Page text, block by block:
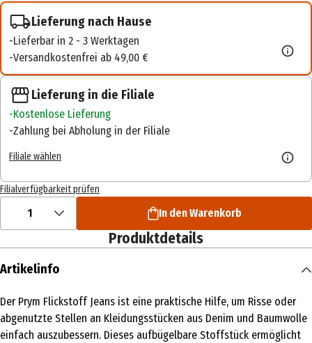
Lieferung nach Hause
Lieferbar in 2 - 3 Werktagen
Versandkostenfrei ab 49,00 €
Lieferung in die Filiale
Kostenlose Lieferung
Zahlung bei Abholung in der Filiale
Filiale wählen
Filialverfügbarkeit prüfen
1 In den Warenkorb
Produktdetails
Artikelinfo
Der Prym Flickstoff Jeans ist eine praktische Hilfe, um Risse oder
abgenutzte Stellen an Kleidungsstücken aus Denim und Baumwolle
einfach auszubessern. Dieses aufbügelbare Stoffstück ermöglicht